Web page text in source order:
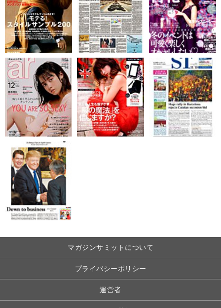
マガジンサミットについて
プライバシーポリシー
運営者